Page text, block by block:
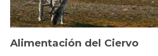
Alimentación del Ciervo